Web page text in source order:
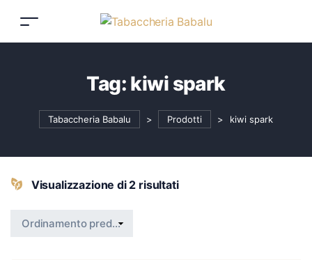
Tag: kiwi spark
Tabaccheria Babalu > Prodotti > kiwi spark
Visualizzazione di 2 risultati